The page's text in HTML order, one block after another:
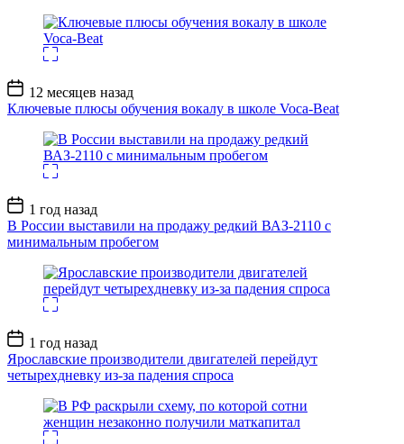
Дата
записи
12 месяцев назад
Ключевые плюсы обучения вокалу в школе Voca-Beat
Дата
записи
1 год назад
В России выставили на продажу редкий ВАЗ-2110 с
минимальным пробегом
Дата
записи
1 год назад
Ярославские производители двигателей перейдут
четырехдневку из-за падения спроса